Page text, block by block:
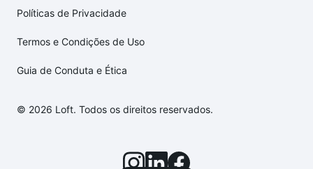
Políticas de Privacidade
Termos e Condições de Uso
Guia de Conduta e Ética
© 2026 Loft. Todos os direitos reservados.